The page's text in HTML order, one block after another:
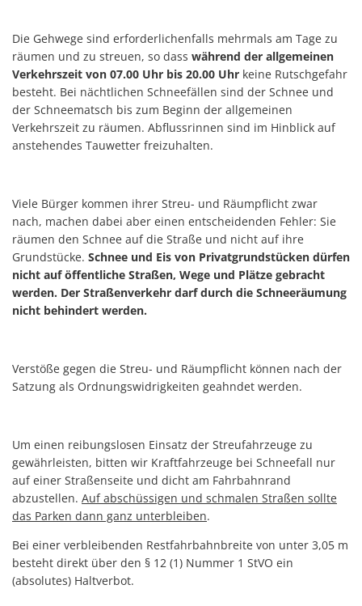
Die Gehwege sind erforderlichenfalls mehrmals am Tage zu
räumen und zu streuen, so dass während der allgemeinen
Verkehrszeit von 07.00 Uhr bis 20.00 Uhr keine Rutschgefahr
besteht. Bei nächtlichen Schneefällen sind der Schnee und
der Schneematsch bis zum Beginn der allgemeinen
Verkehrszeit zu räumen. Abflussrinnen sind im Hinblick auf
anstehendes Tauwetter freizuhalten.
Viele Bürger kommen ihrer Streu- und Räumpflicht zwar
nach, machen dabei aber einen entscheidenden Fehler: Sie
räumen den Schnee auf die Straße und nicht auf ihre
Grundstücke. Schnee und Eis von Privatgrundstücken dürfen
nicht auf öffentliche Straßen, Wege und Plätze gebracht
werden. Der Straßenverkehr darf durch die Schneeräumung
nicht behindert werden.
Verstöße gegen die Streu- und Räumpflicht können nach der
Satzung als Ordnungswidrigkeiten geahndet werden.
Um einen reibungslosen Einsatz der Streufahrzeuge zu
gewährleisten, bitten wir Kraftfahrzeuge bei Schneefall nur
auf einer Straßenseite und dicht am Fahrbahnrand
abzustellen. Auf abschüssigen und schmalen Straßen sollte
das Parken dann ganz unterbleiben.
Bei einer verbleibenden Restfahrbahnbreite von unter 3,05 m
besteht direkt über den § 12 (1) Nummer 1 StVO ein
(absolutes) Haltverbot.